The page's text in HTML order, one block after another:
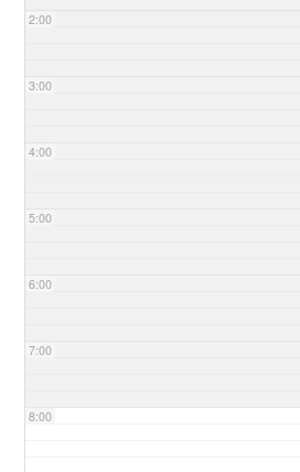
2:00
3:00
4:00
5:00
6:00
7:00
8:00